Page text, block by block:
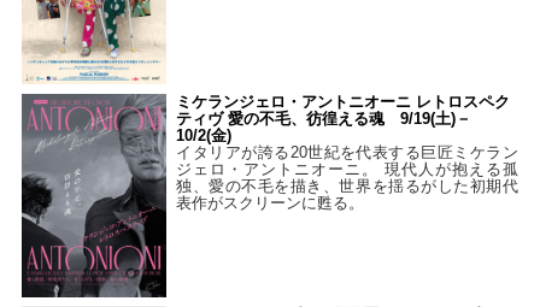
ミケランジェロ・アントニオーニ レトロスペク
ティヴ 愛の不毛、彷徨える魂 9/19(土)－
10/2(金)
イタリアが誇る20世紀を代表する巨匠ミケラン
ジェロ・アントニオーニ。 現代人が抱える孤
独、愛の不毛を描き、世界を揺るがした初期代
表作がスクリーンに甦る。